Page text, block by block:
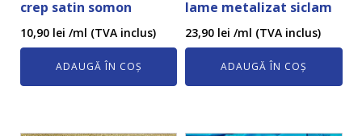
crep satin somon
10,90 lei /ml (TVA inclus)
ADAUGĂ ÎN COȘ
lame metalizat siclam
23,90 lei /ml (TVA inclus)
ADAUGĂ ÎN COȘ